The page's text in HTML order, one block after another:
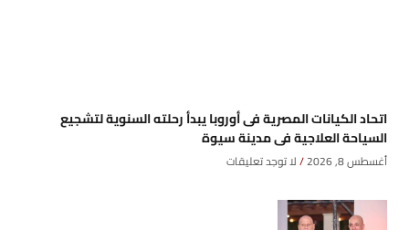
اتحاد الكيانات المصرية فى أوروبا يبدأ رحلته السنوية لتشجيع
السياحة العلاجية فى مدينة سيوة
أغسطس 8, 2026 لا توجد تعليقات